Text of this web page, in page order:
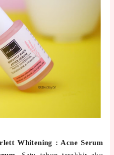
Whitening : Acne Serum